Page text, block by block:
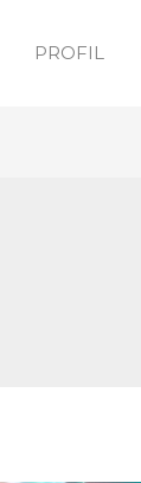
PROFIL